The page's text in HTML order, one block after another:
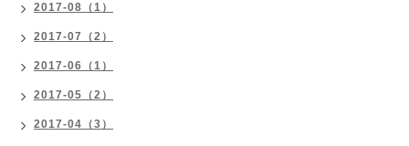
2017-08（1）
2017-07（2）
2017-06（1）
2017-05（2）
2017-04（3）